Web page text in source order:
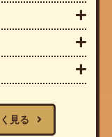
見る